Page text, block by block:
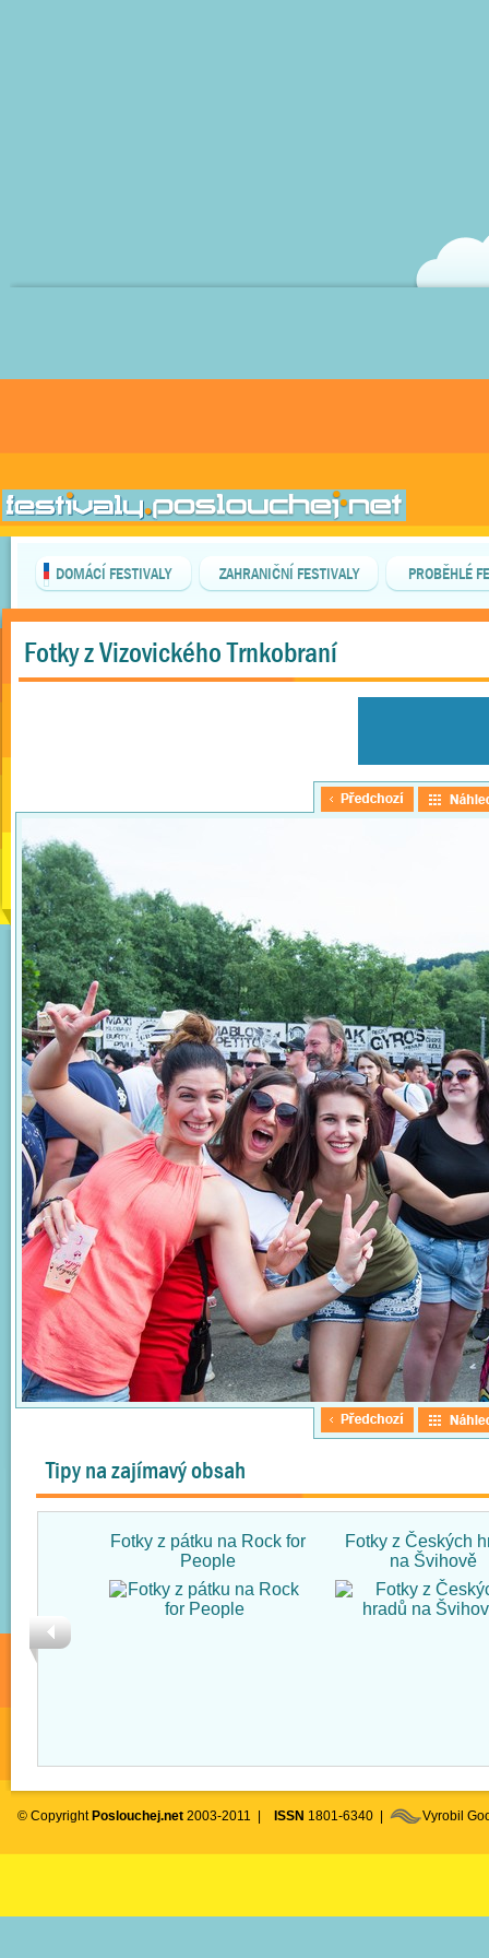
DOMÁCÍ FESTIVALY ZAHRANIČNÍ FESTIVALY PROBĚHLÉ
Fotky z Vizovického Trnkobraní
Tipy na zajímavý obsah
Fotky z pátku na Rock for
People
Fotky z Českých
na Švihově
© Copyright Poslouchej.net 2003-2011 | ISSN 1801-6340 | Vyrobil